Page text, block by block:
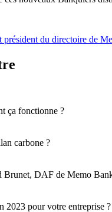
du directoire de
ça fonctionne ?
carbone ?
DAF de Memo
2023 pour votre entreprise